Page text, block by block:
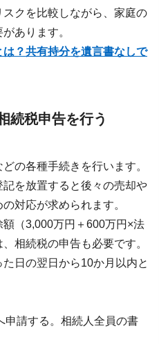
クを比較しながら、家庭の
あります。
？共有持分を遺言書なしで
続税申告を行う
の各種手続きを行います。
を放置すると後々の売却や
対応が求められます。
（3,000万円＋600万円×法
相続税の申告も必要です。
日の翌日から10か月以内と
申請する。相続人全員の書